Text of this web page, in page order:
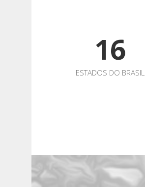
16
ESTADOS DO BRASIL